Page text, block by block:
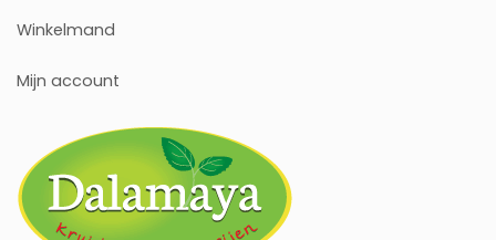
Winkelmand
Mijn account